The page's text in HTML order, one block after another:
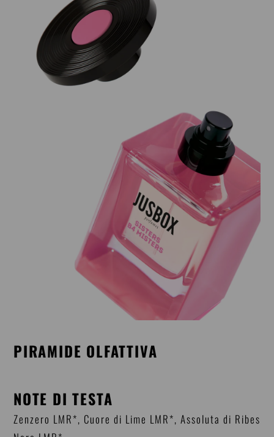
PIRAMIDE OLFATTIVA
NOTE DI TESTA
Zenzero LMR*, Cuore di Lime LMR*, Assoluta di Ribes